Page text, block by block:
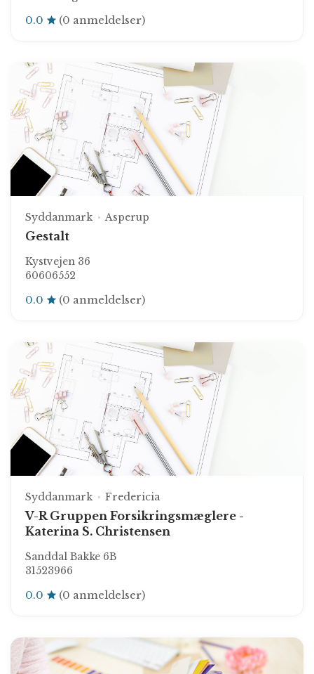
0.0 (0 anmeldelser)
Syddanmark Asperup
Gestalt
Kystvejen 36
60606552
0.0 (0 anmeldelser)
Syddanmark Fredericia
V-R Gruppen Forsikringsmæglere -
Katerina S. Christensen
Sanddal Bakke 6B
31523966
0.0 (0 anmeldelser)